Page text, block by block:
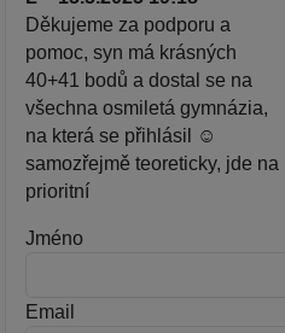
Děkujeme za podporu a
pomoc, syn má krásných
40+41 bodů a dostal se na
všechna osmiletá gymnázia,
na která se přihlásil ☺️
samozřejmě teoreticky, jde na
prioritní
Jméno
Email